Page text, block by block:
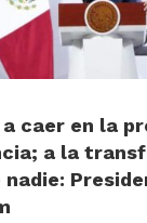
a caer en la
a la